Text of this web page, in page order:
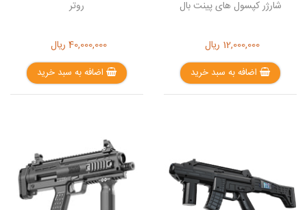
شارژر کپسول های پینت بال
12,000,000 ریال
اضافه به سبد خرید
روتر
40,000,000 ریال
اضافه به سبد خرید